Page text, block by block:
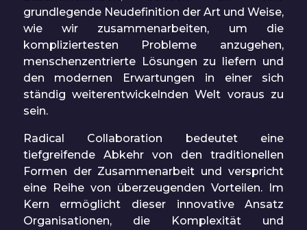
grundlegende Neudefinition der Art und Weise,
wie wir zusammenarbeiten, um die
kompliziertesten Probleme anzugehen,
menschenzentrierte Lösungen zu liefern und
den modernen Erwartungen in einer sich
ständig weiterentwickelnden Welt voraus zu
sein.
Radical Collaboration bedeutet eine
tiefgreifende Abkehr von den traditionellen
Formen der Zusammenarbeit und verspricht
eine Reihe von überzeugenden Vorteilen. Im
Kern ermöglicht dieser innovative Ansatz
Organisationen, die Komplexität und